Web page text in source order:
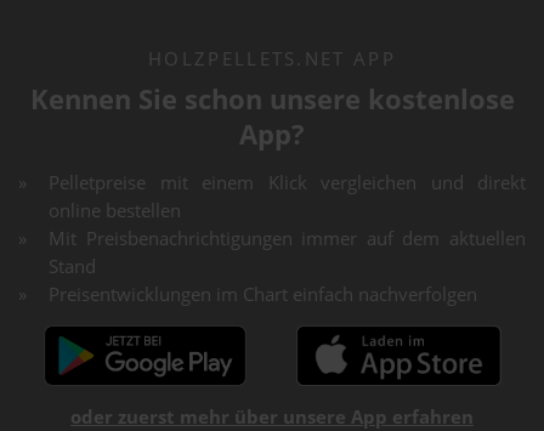
HOLZPELLETS.NET APP
Kennen Sie schon unsere kostenlose
App?
Pelletpreise mit einem Klick vergleichen und direkt
online bestellen
Mit Preisbenachrichtigungen immer auf dem aktuellen
Stand
Preisentwicklungen im Chart einfach nachverfolgen
oder zuerst mehr über unsere App erfahren